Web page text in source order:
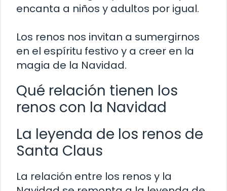
encanta a niños y adultos por igual.
Los renos nos invitan a sumergirnos
en el espíritu festivo y a creer en la
magia de la Navidad.
Qué relación tienen los
renos con la Navidad
La leyenda de los renos de
Santa Claus
La relación entre los renos y la